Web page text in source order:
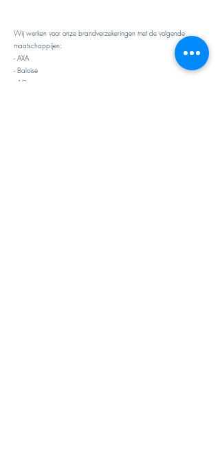
Wij werken voor onze brandverzekeringen met de volgende
maatschappijen:
- AXA
- Baloise
- AG